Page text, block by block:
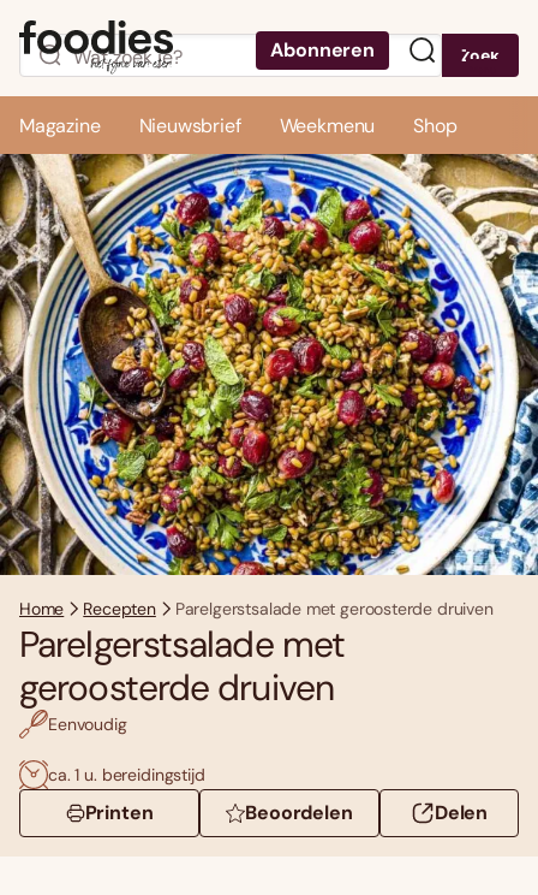
Abonneren Zoek
Magazine Nieuwsbrief Weekmenu Shop
Home Recepten Parelgerstsalade met geroosterde druiven
Parelgerstsalade met
geroosterde druiven
Eenvoudig
ca. 1 u. bereidingstijd
Printen Beoordelen Delen